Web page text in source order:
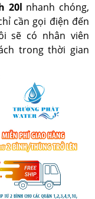
20l nhanh chóng,
cần gọi điện đến
sẽ có nhân viên
trong thời gian